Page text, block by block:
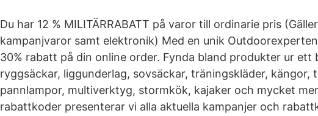
Du har 12 % MILITÄRRABATT på varor till ordinarie pris
kampanjvaror samt elektronik) Med en unik
30% rabatt på din online order. Fynda bland produkter ur
ryggsäckar, liggunderlag, sovsäckar, träningskläder, kängor,
pannlampor, multiverktyg, stormkök, kajaker och mycket
rabattkoder presenterar vi alla aktuella kampanjer och